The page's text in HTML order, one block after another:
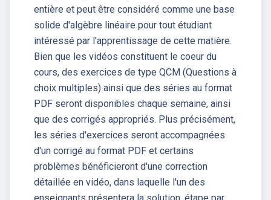
entière et peut être considéré comme une base
solide d'algèbre linéaire pour tout étudiant
intéressé par l'apprentissage de cette matière.
Bien que les vidéos constituent le coeur du
cours, des exercices de type QCM (Questions à
choix multiples) ainsi que des séries au format
PDF seront disponibles chaque semaine, ainsi
que des corrigés appropriés. Plus précisément,
les séries d'exercices seront accompagnées
d'un corrigé au format PDF et certains
problèmes bénéficieront d'une correction
détaillée en vidéo, dans laquelle l'un des
enseignants présentera la solution, étape par